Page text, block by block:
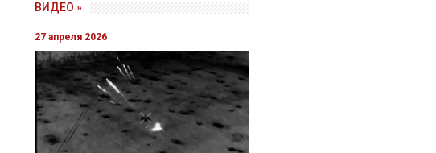
ВИДЕО »
27 апреля 2026